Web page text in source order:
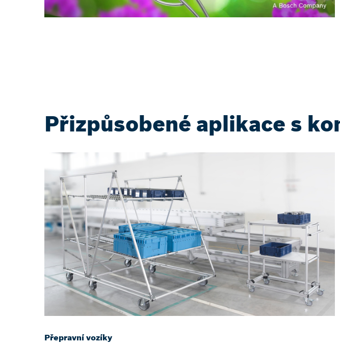
Přizpůsobené aplikace s
Přepravní vozíky